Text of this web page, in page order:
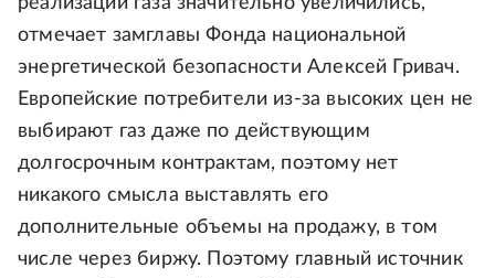
отмечает замглавы Фонда национальной
энергетической безопасности Алексей Гривач.
Европейские потребители из-за высоких цен не
выбирают газ даже по действующим
долгосрочным контрактам, поэтому нет
никакого смысла выставлять его
дополнительные объемы на продажу, в том
числе через биржу. Поэтому главный источник